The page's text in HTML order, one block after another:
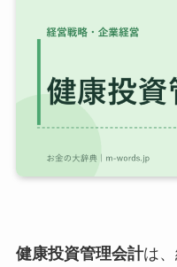
健康投資管理会計は